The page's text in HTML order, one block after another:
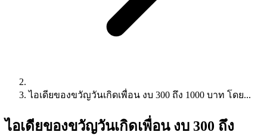
ไอเดียของขวัญวันเกิดเพื่อน งบ 300 ถึง 1000 บาท โดย...
ไอเดียของขวัญวันเกิดเพื่อน งบ 300 ถึง